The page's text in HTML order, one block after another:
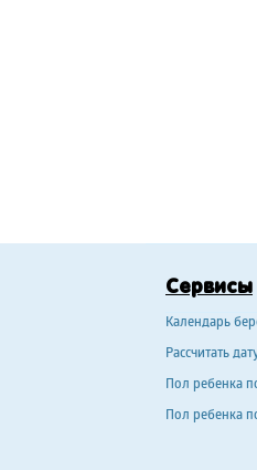
Сервисы
Календарь
Рассчитать
Пол ребенка
Пол ребенка